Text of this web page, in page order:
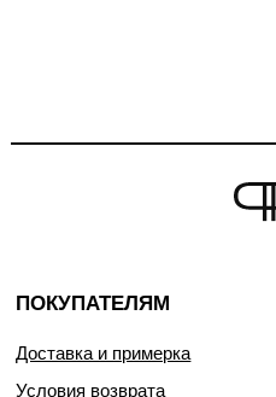
ПОКУПАТЕЛЯМ
Доставка и примерка
Условия возврата